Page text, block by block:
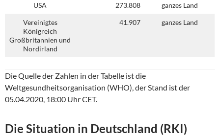
USA 273.808 ganzes Land
Vereinigtes
Königreich
Großbritannien und
Nordirland
41.907 ganzes Land
Die Quelle der Zahlen in der Tabelle ist die
Weltgesundheitsorganisation (WHO), der Stand ist der
05.04.2020, 18:00 Uhr CET.
Die Situation in Deutschland (RKI)